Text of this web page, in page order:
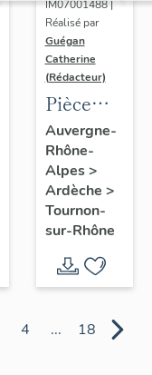
IM07001488 |
Réalisé par
Guégan
Catherine
(Rédacteur)
Pièce
murale :
scène
galante
(fragment)
Auvergne-
Rhône-
Alpes>
Ardèche >
Tournon-
sur-Rhône
4 ... 18